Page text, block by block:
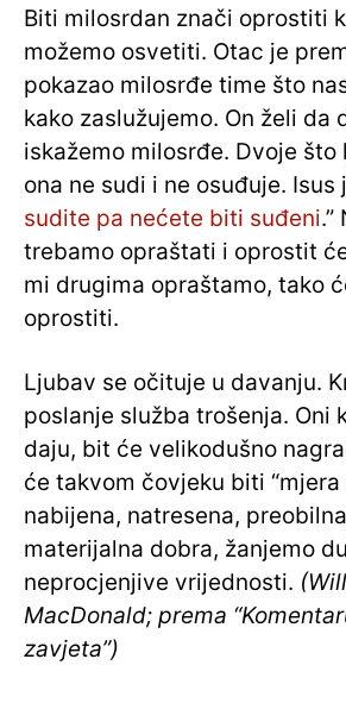
Biti milosrdan znači oprostiti
možemo osvetiti. Otac je
pokazao milosrđe time što
kako zaslužujemo. On želi da
iskažemo milosrđe. Dvoje što
ona ne sudi i ne osuđuje. Isus
sudite pa nećete biti suđeni.”
trebamo opraštati i oprostit
mi drugima opraštamo, tako
oprostiti.
Ljubav se očituje u davanju.
poslanje služba trošenja. Oni
daju, bit će velikodušno
će takvom čovjeku biti “mjera
nabijena, natresena,
materijalna dobra, žanjemo
neprocjenjive vrijednosti.
MacDonald; prema
zavjeta”)